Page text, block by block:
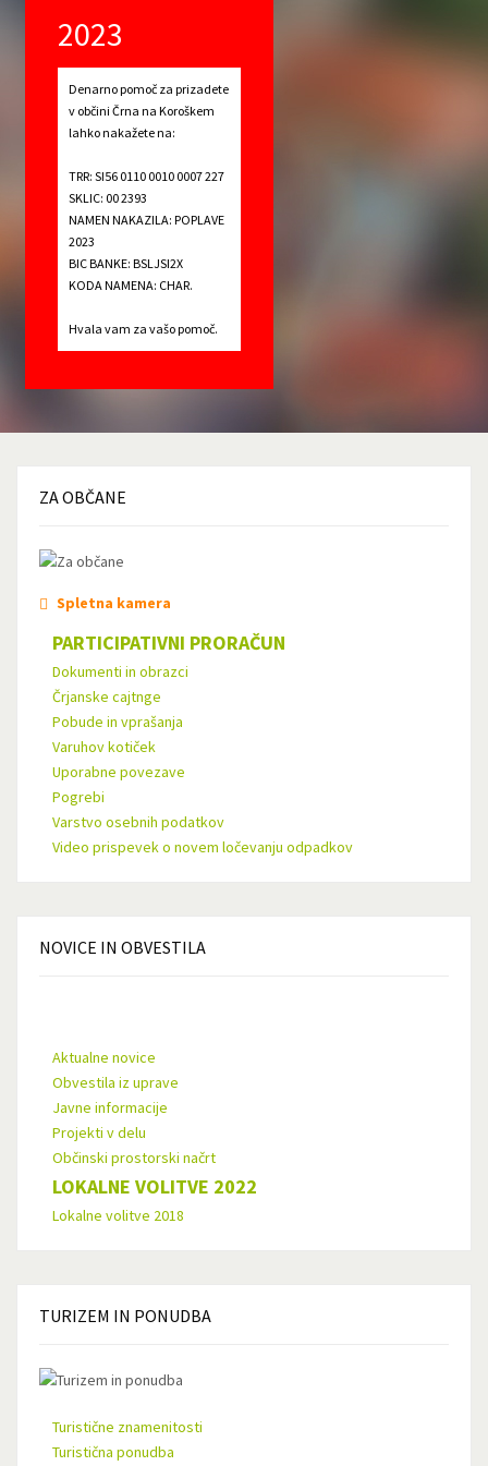
2023
Denarno pomoč za prizadete
v občini Črna na Koroškem
lahko nakažete na:
TRR: SI56 0110 0010 0007 227
SKLIC: 00 2393
NAMEN NAKAZILA: POPLAVE
2023
BIC BANKE: BSLJSI2X
KODA NAMENA: CHAR.
Hvala vam za vašo pomoč.
ZAOBČANE
Spletna kamera
PARTICIPATIVNI PRORAČUN
Dokumenti in obrazci
Črjanske cajtnge
Pobude in vprašanja
Varuhov kotiček
Uporabne povezave
Pogrebi
Varstvo osebnih podatkov
Video prispevek o novem ločevanju odpadkov
NOVICE IN OBVESTILA
Aktualne novice
Obvestila iz uprave
Javne informacije
Projekti v delu
Občinski prostorski načrt
LOKALNE VOLITVE 2022
Lokalne volitve 2018
TURIZEM IN PONUDBA
Turistične znamenitosti
Turistična ponudba